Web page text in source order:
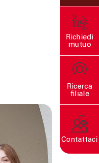
Richiedi
mutuo
Ricerca
filiale
Contattaci